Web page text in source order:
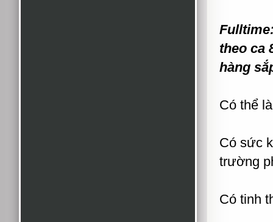
theo ca
hàng
Có thể
Có sức
trường
Có tinh